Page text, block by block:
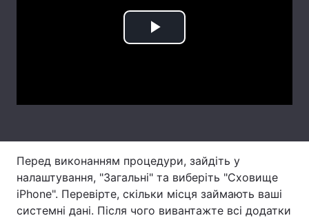
Play
Перед виконанням процедури, зайдіть у
налаштування, "Загальні" та виберіть "Сховище
iPhone". Перевірте, скільки місця займають ваші
системні дані. Після чого вивантажте всі додатки